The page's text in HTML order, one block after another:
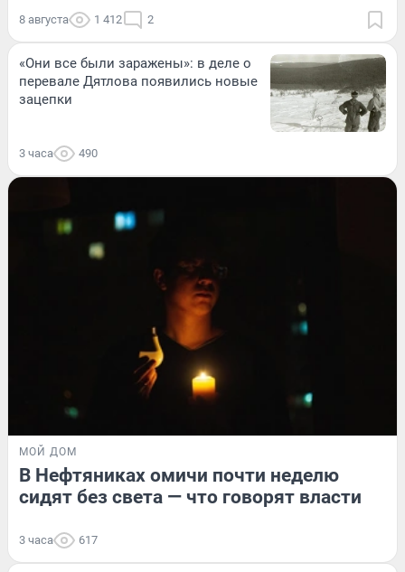
8 августа 1 412 2
«Они все были заражены»: в деле о
перевале Дятлова появились новые
зацепки
3 часа 490
МОЙ ДОМ
В Нефтяниках омичи почти неделю
сидят без света — что говорят власти
3 часа 617